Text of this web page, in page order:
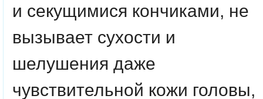
и секущимися кончиками, не
вызывает сухости и
шелушения даже
чувствительной кожи головы,